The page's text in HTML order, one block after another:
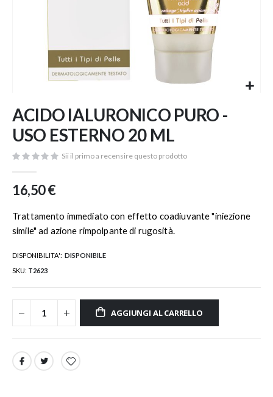
all'inizio
della
galleria
immagini
ACIDO IALURONICO PURO -
USO ESTERNO 20 ML
Sii il primo a recensire questo prodotto
16,50 €
Trattamento immediato con effetto coadiuvante "iniezione
simile" ad azione rimpolpante di rugosità.
DISPONIBILITA': DISPONIBILE
SKU T2623
AGGIUNGI AL CARRELLO